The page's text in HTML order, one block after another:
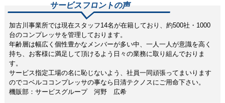
サービスフロントの声
加古川事業所では現在スタッフ14名が在籍しており、約500社・1000
台のコンプレッサを管理しております。
年齢層は幅広く個性豊かなメンバーが多い中、一人一人が意識を高く
持ち、お客様に満足して頂けるよう日々の業務に取り組んでおりま
す。
サービス指定工場の名に恥じないよう、社員一同頑張ってまいります
のでコベルココンプレッサの事なら日清テクノスにご用命下さい。
機販部：サービスグループ 河野 広希